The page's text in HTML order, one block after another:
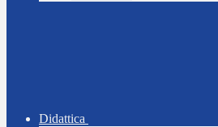
Didattica